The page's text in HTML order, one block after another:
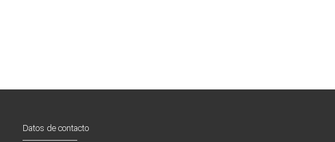
Datos de contacto